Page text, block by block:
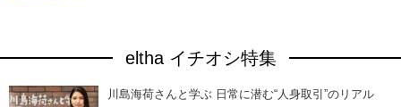
eltha イチオシ特集
川島海荷さんと学ぶ 日常に潜む“人身取引”のリアル